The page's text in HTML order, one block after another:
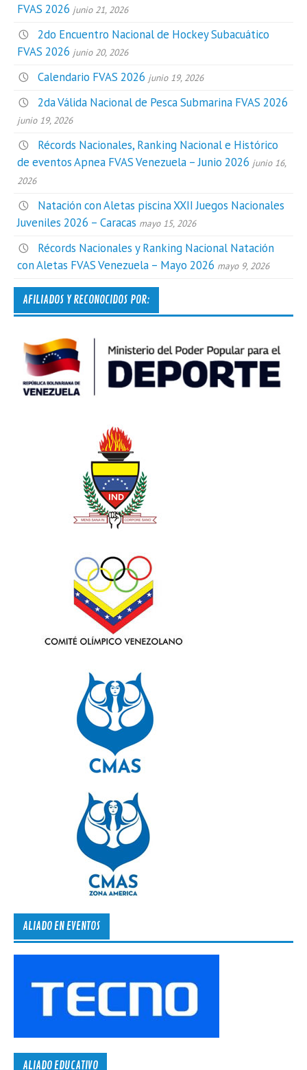
FVAS 2026 junio 21, 2026
2do Encuentro Nacional de Hockey Subacuático
FVAS 2026 junio 20, 2026
Calendario FVAS 2026 junio 19, 2026
2da Válida Nacional de Pesca Submarina FVAS 2026
junio 19, 2026
Récords Nacionales, Ranking Nacional e Histórico
de eventos Apnea FVAS Venezuela – Junio 2026 junio 16,
2026
Natación con Aletas piscina XXII Juegos Nacionales
Juveniles 2026 – Caracas mayo 15, 2026
Récords Nacionales y Ranking Nacional Natación
con Aletas FVAS Venezuela – Mayo 2026 mayo 9, 2026
AFILIADOS Y RECONOCIDOS POR:
ALIADO EN EVENTOS
ALIADO EDUCATIVO